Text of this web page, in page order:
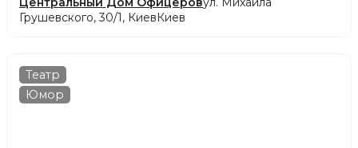
Грушевского, 30/1, КиевКиев
Театр
Юмор